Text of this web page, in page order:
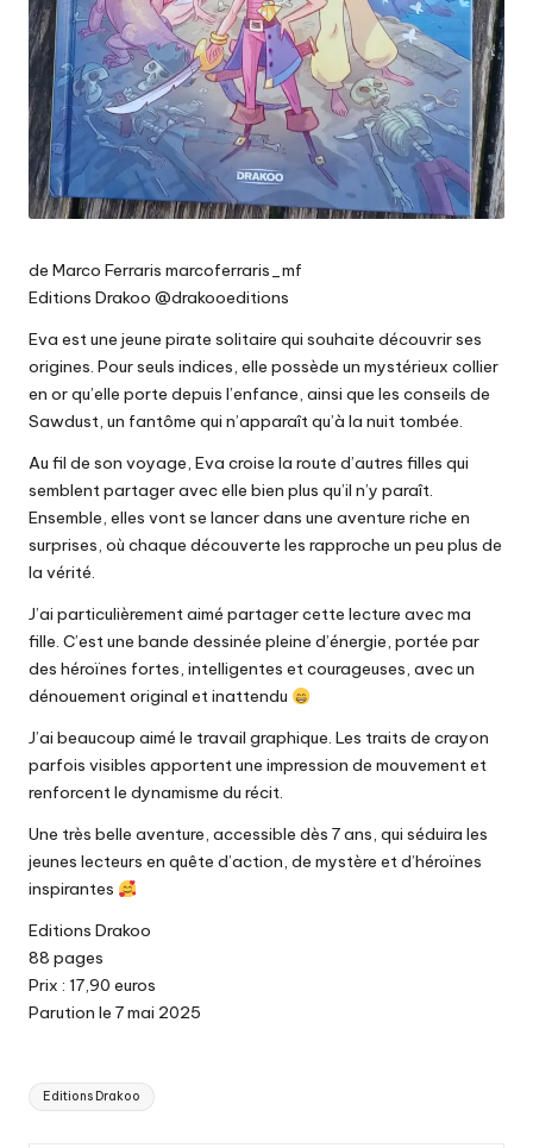
de Marco Ferraris marcoferraris_mf
Editions Drakoo @drakooeditions
Eva est une jeune pirate solitaire qui souhaite découvrir ses
origines. Pour seuls indices, elle possède un mystérieux collier
en or qu’elle porte depuis l’enfance, ainsi que les conseils de
Sawdust, un fantôme qui n’apparaît qu’à la nuit tombée.
Au fil de son voyage, Eva croise la route d’autres filles qui
semblent partager avec elle bien plus qu’il n’y paraît.
Ensemble, elles vont se lancer dans une aventure riche en
surprises, où chaque découverte les rapproche un peu plus de
la vérité.
J’ai particulièrement aimé partager cette lecture avec ma
fille. C’est une bande dessinée pleine d’énergie, portée par
des héroïnes fortes, intelligentes et courageuses, avec un
dénouement original et inattendu
J’ai beaucoup aimé le travail graphique. Les traits de crayon
parfois visibles apportent une impression de mouvement et
renforcent le dynamisme du récit.
Une très belle aventure, accessible dès 7 ans, qui séduira les
jeunes lecteurs en quête d’action, de mystère et d’héroïnes
inspirantes
Editions Drakoo
88 pages
Prix : 17,90 euros
Parution le 7 mai 2025
Tags:
Editions Drakoo